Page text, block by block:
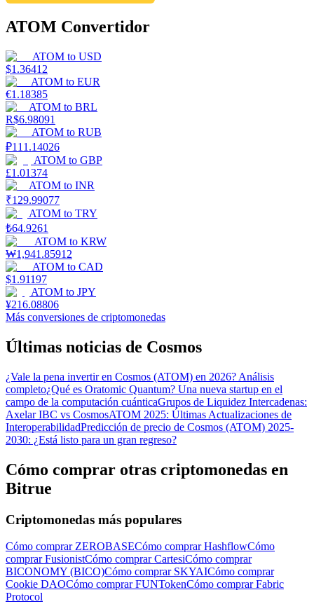
ATOM Convertidor
ATOM to USD
$1.36412
ATOM to EUR
€1.18385
ATOM to BRL
R$6.98091
ATOM to RUB
₽111.14026
ATOM to GBP
£1.01374
ATOM to INR
₹129.99077
ATOM to TRY
₺64.9261
ATOM to KRW
₩1,941.85912
ATOM to CAD
$1.91197
ATOM to JPY
¥216.08806
Más conversiones de criptomonedas
Últimas noticias de Cosmos
¿Vale la pena invertir en Cosmos (ATOM) en 2026? Análisis
completo¿Qué es Oratomic Quantum? Una nueva startup en el
campo de la computación cuánticaGrupos de Liquidez Intercadenas:
Axelar IBC vs CosmosATOM 2025: Últimas Actualizaciones de
InteroperabilidadPredicción de precio de Cosmos (ATOM) 2025-
2030: ¿Está listo para un gran regreso?
Cómo comprar otras criptomonedas en
Bitrue
Criptomonedas más populares
Cómo comprar ZEROBASECómo comprar HashflowCómo
comprar FusionistCómo comprar CartesiCómo comprar
BICONOMY (BICO)Cómo comprar SKYAICómo comprar
Cookie DAOCómo comprar FUNTokenCómo comprar Fabric
Protocol